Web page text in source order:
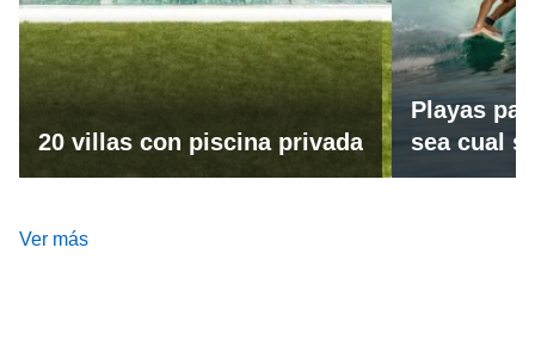
20 villas con piscina privada
Playas
sea cual
Ver más